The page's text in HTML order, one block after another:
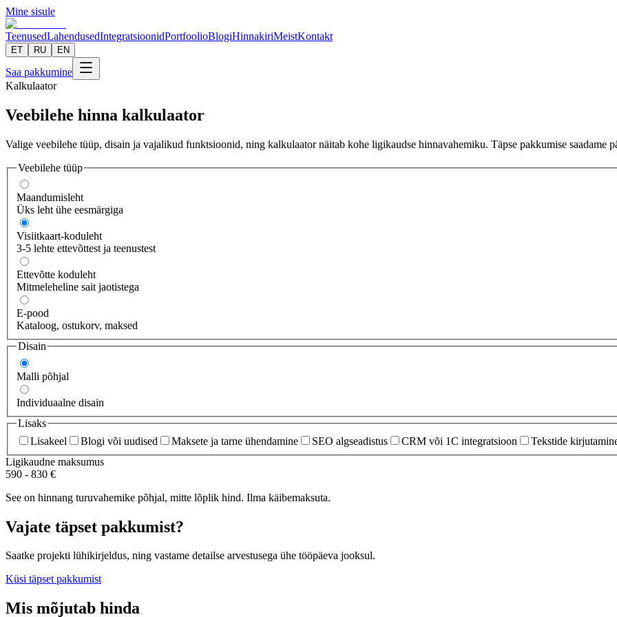
Mine sisule
TeenusedLahendusedIntegratsioonidPortfoolioBlogiHinnakiriMeistKontakt
ET RU EN
Saa pakkumine
Kalkulaator
Veebilehe hinna kalkulaator
Valige veebilehe tüüp, disain ja vajalikud funktsioonid, ning kalkulaator näitab kohe ligikaudse hinnavahemiku. Täpse pakkumise saadame
Veebilehe tüüp
Maandumisleht
Üks leht ühe eesmärgiga
Visiitkaart-koduleht
3-5 lehte ettevõttest ja teenustest
Ettevõtte koduleht
Mitmeleheline sait jaotistega
E-pood
Kataloog, ostukorv, maksed
Disain
Malli põhjal
Individuaalne disain
Lisaks
Lisakeel
Blogi või uudised Maksete ja tarne ühendamine SEO algseadistus CRM või 1C integratsioon
Tekstide
Ligikaudne maksumus
590 - 830 €
See on hinnang turuvahemike põhjal, mitte lõplik hind. Ilma käibemaksuta.
Vajate täpset pakkumist?
Saatke projekti lühikirjeldus, ning vastame detailse arvestusega ühe tööpäeva jooksul.
Küsi täpset pakkumist
Mis mõjutab hinda